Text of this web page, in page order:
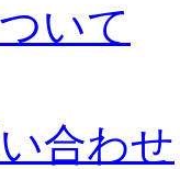
いて
合わせ